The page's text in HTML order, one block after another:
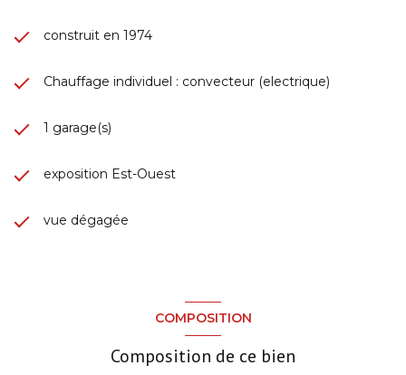
construit en 1974
Chauffage individuel : convecteur (electrique)
1 garage(s)
exposition Est-Ouest
vue dégagée
COMPOSITION
Composition de ce bien